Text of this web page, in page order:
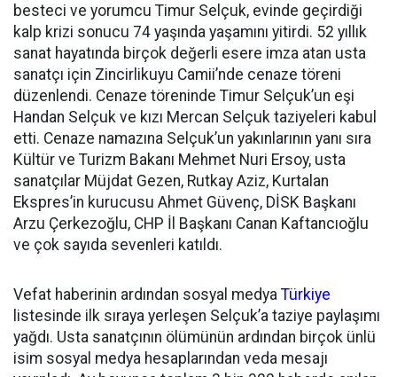
besteci ve yorumcu Timur Selçuk, evinde geçirdiği
kalp krizi sonucu 74 yaşında yaşamını yitirdi. 52 yıllık
sanat hayatında birçok değerli esere imza atan usta
sanatçı için Zincirlikuyu Camii’nde cenaze töreni
düzenlendi. Cenaze töreninde Timur Selçuk’un eşi
Handan Selçuk ve kızı Mercan Selçuk taziyeleri kabul
etti. Cenaze namazına Selçuk’un yakınlarının yanı sıra
Kültür ve Turizm Bakanı Mehmet Nuri Ersoy, usta
sanatçılar Müjdat Gezen, Rutkay Aziz, Kurtalan
Ekspres’in kurucusu Ahmet Güvenç, DİSK Başkanı
Arzu Çerkezoğlu, CHP İl Başkanı Canan Kaftancıoğlu
ve çok sayıda sevenleri katıldı.
Vefat haberinin ardından sosyal medya Türkiye
listesinde ilk sıraya yerleşen Selçuk’a taziye paylaşımı
yağdı. Usta sanatçının ölümünün ardından birçok ünlü
isim sosyal medya hesaplarından veda mesajı